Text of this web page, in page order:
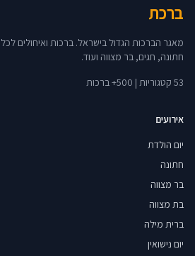
ברכת
מאגר הברכות הגדול בישראל. ברכות ואיחולים
חתונה, חגים, בר מצווה ועוד.
53 קטגוריות | 500+ ברכות
אירועים
יום הולדת
חתונה
בר מצווה
בת מצווה
ברית מילה
יום נישואין